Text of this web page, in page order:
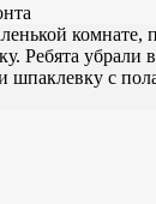
комнате,
Ребята
шпаклевку с